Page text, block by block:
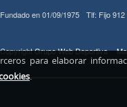
Fundado en 01/09/1975 Tlf: Fijo
CopyrightGrupo Web Deportiva
para elaborar
.